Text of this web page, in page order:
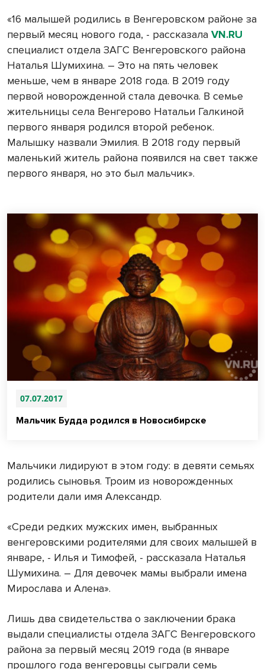
«16 малышей родились в Венгеровском районе за
первый месяц нового года, - рассказала VN.RU
специалист отдела ЗАГС Венгеровского района
Наталья Шумихина. – Это на пять человек
меньше, чем в январе 2018 года. В 2019 году
первой новорожденной стала девочка. В семье
жительницы села Венгерово Натальи Галкиной
первого января родился второй ребенок.
Малышку назвали Эмилия. В 2018 году первый
маленький житель района появился на свет также
первого января, но это был мальчик».
07.07.2017
Мальчик Будда родился в Новосибирске
Мальчики лидируют в этом году: в девяти семьях
родились сыновья. Троим из новорожденных
родители дали имя Александр.
«Среди редких мужских имен, выбранных
венгеровскими родителями для своих малышей в
январе, - Илья и Тимофей, - рассказала Наталья
Шумихина. – Для девочек мамы выбрали имена
Мирослава и Алена».
Лишь два свидетельства о заключении брака
выдали специалисты отдела ЗАГС Венгеровского
района за первый месяц 2019 года (в январе
прошлого года венгеровцы сыграли семь